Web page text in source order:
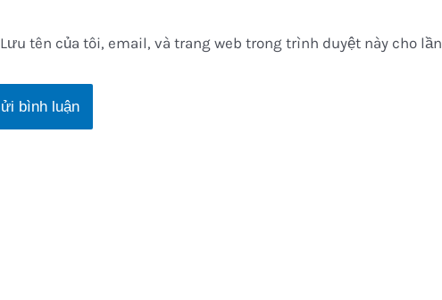
Lưu tên của tôi, email, và trang web trong trình duyệt này cho